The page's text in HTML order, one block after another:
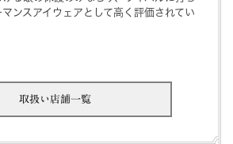
ンスアイウェアとして高く評価されてい
取扱い店舗一覧